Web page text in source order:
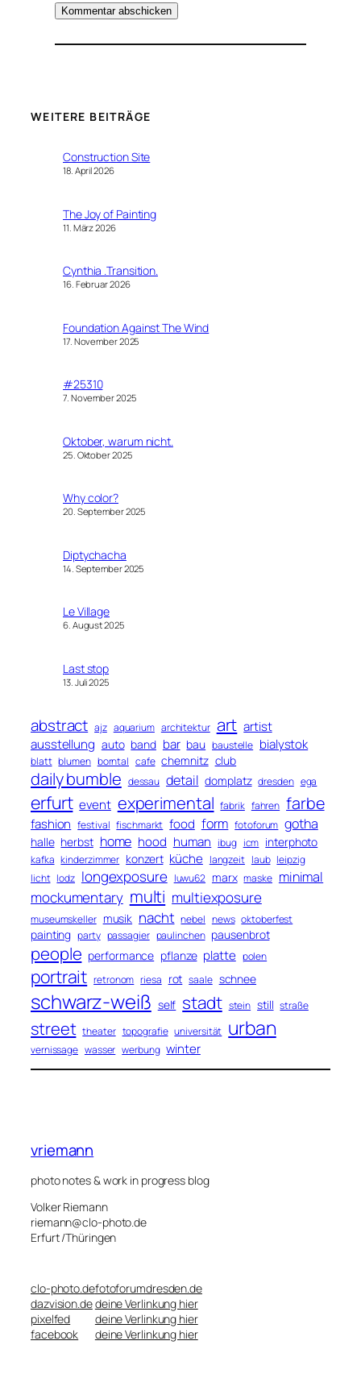
WEITERE BEITRÄGE
Construction Site
18. April 2026
The Joy of Painting
11. März 2026
Cynthia .Transition.
16. Februar 2026
Foundation Against The Wind
17. November 2025
#25310
7. November 2025
Oktober, warum nicht.
25. Oktober 2025
Why color?
20. September 2025
Diptychacha
14. September 2025
Le Village
6. August 2025
Last stop
13. Juli 2025
abstract ajz aquarium architektur art artist
ausstellung auto band bar bau baustelle bialystok
blatt blumen borntal cafe chemnitz club
daily bumble dessau detail domplatz dresden ega
erfurt event experimental fabrik fahren farbe
fashion festival fischmarkt food form fotoforum gotha
halle herbst home hood human ibug icm interphoto
kafka kinderzimmer konzert küche langzeit laub leipzig
licht lodz longexposure luwu62 marx maske minimal
mockumentary multi multiexposure
museumskeller musik nacht nebel news oktoberfest
painting party passagier paulinchen pausenbrot
people performance pflanze platte polen
portrait retronom riesa rot saale schnee
schwarz-weiß self stadt stein still straße
street theater topografie universität urban
vernissage wasser werbung winter
vriemann
photo notes & work in progress blog
Volker Riemann
riemann@clo-photo.de
Erfurt /Thüringen
clo-photo.de
dazvision.de
pixelfed
facebook
fotoforumdresden.de
deine Verlinkung hier
deine Verlinkung hier
deine Verlinkung hier